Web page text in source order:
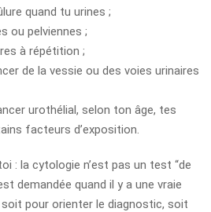
quand tu urines ;
ou pelviennes ;
à répétition ;
de la vessie ou des voies urinaires
urothélial, selon ton âge, tes
facteurs d’exposition.
: la cytologie n’est pas un test “de
demandée quand il y a une vraie
pour orienter le diagnostic, soit